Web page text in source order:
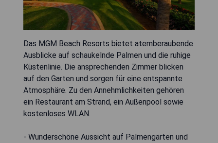
Das MGM Beach Resorts bietet atemberaubende
Ausblicke auf schaukelnde Palmen und die ruhige
Küstenlinie. Die ansprechenden Zimmer blicken
auf den Garten und sorgen für eine entspannte
Atmosphäre. Zu den Annehmlichkeiten gehören
ein Restaurant am Strand, ein Außenpool sowie
kostenloses WLAN.
- Wunderschöne Aussicht auf Palmengärten und